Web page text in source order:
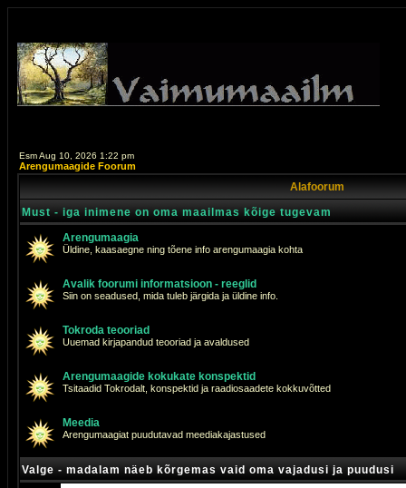
Esm Aug 10, 2026 1:22 pm
Arengumaagide Foorum
Alafoorum
Must - iga inimene on oma maailmas kõige tugevam
Arengumaagia
Üldine, kaasaegne ning tõene info arengumaagia kohta
Avalik foorumi informatsioon - reeglid
Siin on seadused, mida tuleb järgida ja üldine info.
Tokroda teooriad
Uuemad kirjapandud teooriad ja avaldused
Arengumaagide kokukate konspektid
Tsitaadid Tokrodalt, konspektid ja raadiosaadete kokkuvõtted
Meedia
Arengumaagiat puudutavad meediakajastused
Valge - madalam näeb kõrgemas vaid oma vajadusi ja puudusi